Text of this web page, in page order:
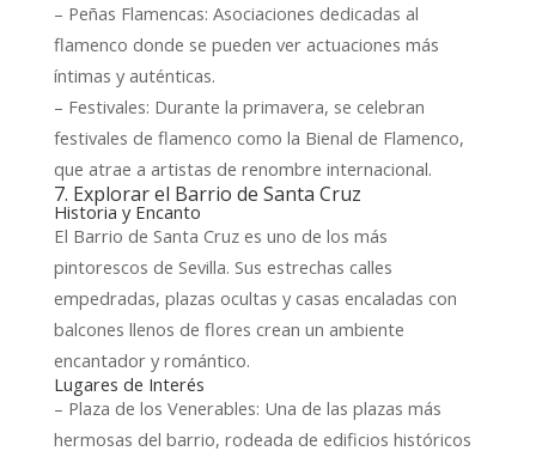
– Peñas Flamencas: Asociaciones dedicadas al
flamenco donde se pueden ver actuaciones más
íntimas y auténticas.
– Festivales: Durante la primavera, se celebran
festivales de flamenco como la Bienal de Flamenco,
que atrae a artistas de renombre internacional.
7. Explorar el Barrio de Santa Cruz
Historia y Encanto
El Barrio de Santa Cruz es uno de los más
pintorescos de Sevilla. Sus estrechas calles
empedradas, plazas ocultas y casas encaladas con
balcones llenos de flores crean un ambiente
encantador y romántico.
Lugares de Interés
– Plaza de los Venerables: Una de las plazas más
hermosas del barrio, rodeada de edificios históricos